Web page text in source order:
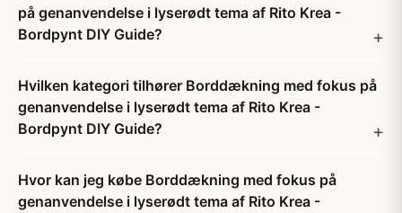
på genanvendelse i lyserødt tema af Rito Krea -
Bordpynt DIY Guide?
Hvilken kategori tilhører Borddækning med fokus på
genanvendelse i lyserødt tema af Rito Krea -
Bordpynt DIY Guide?
Hvor kan jeg købe Borddækning med fokus på
genanvendelse i lyserødt tema af Rito Krea -